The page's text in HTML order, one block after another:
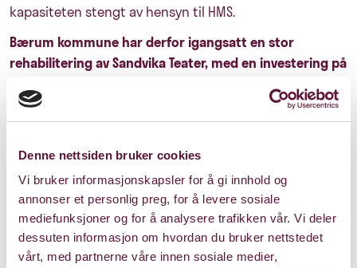
Denne nettsiden bruker cookies
Vi bruker informasjonskapsler for å gi innhold og
annonser et personlig preg, for å levere sosiale
mediefunksjoner og for å analysere trafikken vår. Vi deler
dessuten informasjon om hvordan du bruker nettstedet
vårt, med partnerne våre innen sosiale medier,
kapasiteten stengt av hensyn til HMS.
Bærum kommune har derfor igangsatt en stor
rehabilitering av Sandvika Teater, med en investering på
2026 og 2027, og omfatter blant annet total
oppgradering av teatersal, galleri og foajé med
Med denne rehabiliteringen legges det et solid
fundament for fremtidens teater. Samtidig har Bærum
Kulturhus arbeidet for å utvide prosjektet gjennom
eksterne midler.